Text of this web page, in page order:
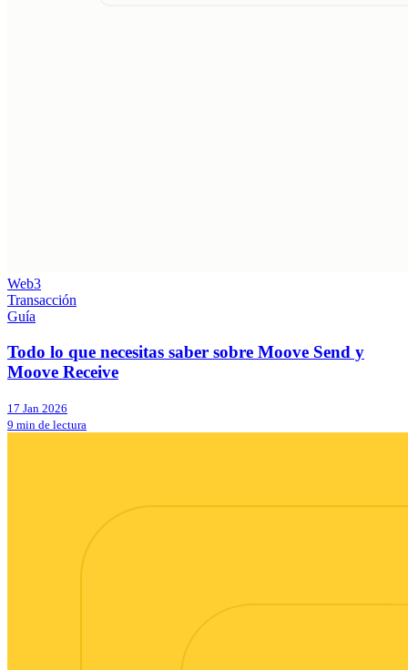
Web3
Transacción
Guía
Todo lo que necesitas saber sobre Moove Send y
Moove Receive
17 Jan 2026
9 min de lectura